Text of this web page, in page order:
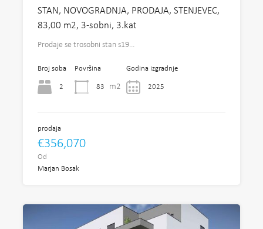
STAN, NOVOGRADNJA, PRODAJA, STENJEVEC,
83,00 m2, 3-sobni, 3.kat
Prodaje se trosobni stan s19…
Broj soba
2
Površina
83 m2
Godina izgradnje
2025
prodaja
€356,070
Od
Marjan Bosak